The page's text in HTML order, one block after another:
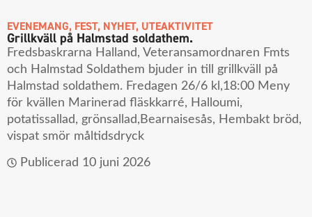
EVENEMANG, FEST, NYHET, UTEAKTIVITET
Grillkväll på Halmstad soldathem.
Fredsbaskrarna Halland, Veteransamordnaren Fmts
och Halmstad Soldathem bjuder in till grillkväll på
Halmstad soldathem. Fredagen 26/6 kl,18:00 Meny
för kvällen Marinerad fläskkarré, Halloumi,
potatissallad, grönsallad,Bearnaisesås, Hembakt bröd,
vispat smör måltidsdryck
Publicerad 10 juni 2026